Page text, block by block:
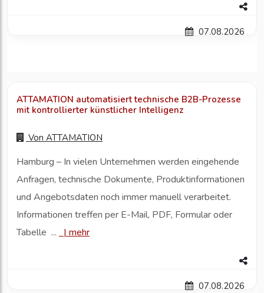
07.08.2026
ATTAMATION automatisiert technische B2B-Prozesse
mit kontrollierter künstlicher Intelligenz
Von ATTAMATION
Hamburg – In vielen Unternehmen werden eingehende
Anfragen, technische Dokumente, Produktinformationen
und Angebotsdaten noch immer manuell verarbeitet.
Informationen treffen per E-Mail, PDF, Formular oder
Tabelle ...
| mehr
07.08.2026